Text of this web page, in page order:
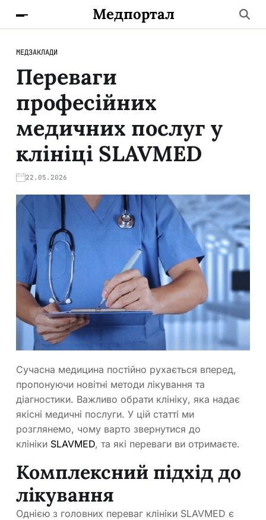
Медпортал
МЕДЗАКЛАДИ
Переваги
професійних
медичних послуг у
клініці SLAVMED
22.05.2026
Сучасна медицина постійно рухається вперед,
пропонуючи новітні методи лікування та
діагностики. Важливо обрати клініку, яка надає
якісні медичні послуги. У цій статті ми
розглянемо, чому варто звернутися до
клініки SLAVMED, та які переваги ви отримаєте.
Комплексний підхід до
лікування
Однією з головних переваг клініки SLAVMED є